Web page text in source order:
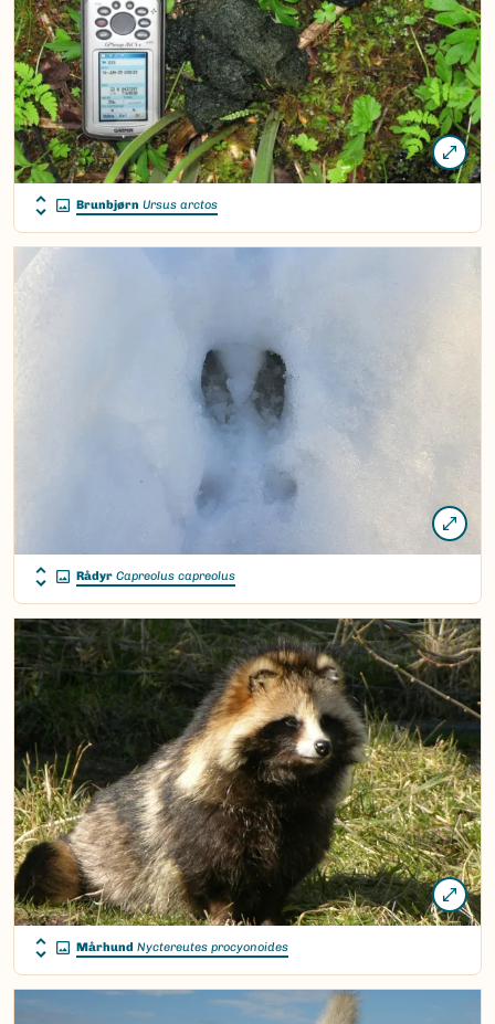
Brunbjørn Ursus arctos
Rådyr Capreolus capreolus
Mårhund Nyctereutes procyonoides